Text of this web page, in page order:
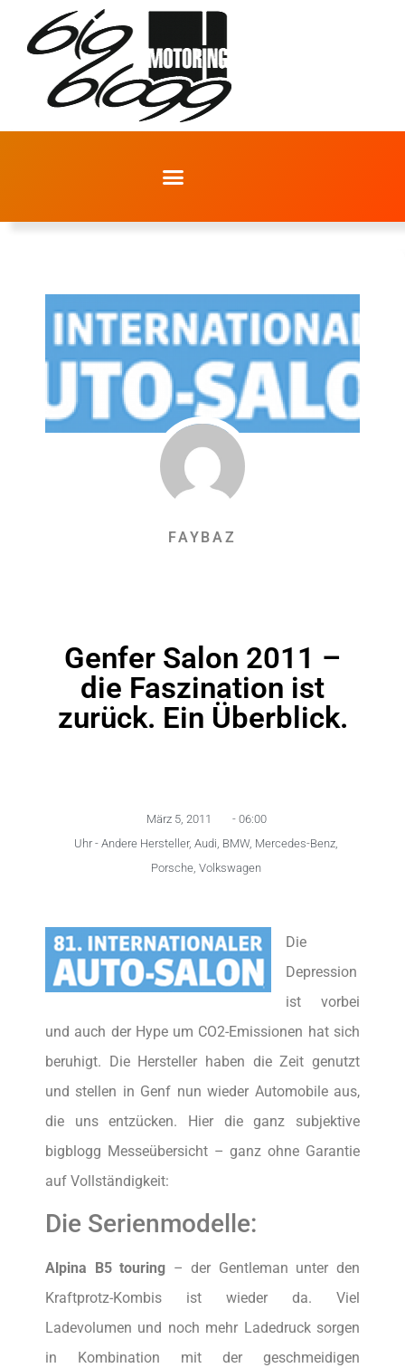
FAYBAZ
Genfer Salon 2011 –
die Faszination ist
zurück. Ein Überblick.
März 5, 2011 - 06:00
Uhr - Andere Hersteller, Audi BMW, Mercedes-Benz
Porsche Volkswagen
Die
Depression
ist vorbei
und auch der Hype um CO2-Emissionen hat sich
beruhigt. Die Hersteller haben die Zeit genutzt
und stellen in Genf nun wieder Automobile aus,
die uns entzücken. Hier die ganz subjektive
bigblogg Messeübersicht – ganz ohne Garantie
auf Vollständigkeit:
Die Serienmodelle:
Alpina B5 touring – der Gentleman unter den
Kraftprotz-Kombis ist wieder da. Viel
Ladevolumen und noch mehr Ladedruck sorgen
in Kombination mit der geschmeidigen